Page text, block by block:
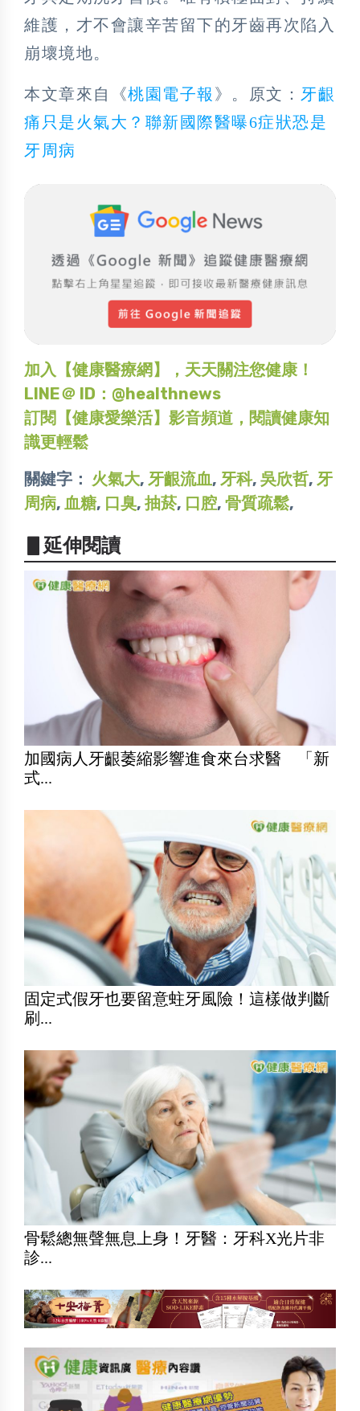
維護，才不會讓辛苦留下的牙齒再次陷入
崩壞境地。
本文章來自《桃園電子報 》。原文： 牙齦
痛只是火氣大？聯新國際醫曝6症狀恐是
牙周病
加入【健康醫療網】，天天關注您健康！
LINE＠ ID：@healthnews
訂閱【健康愛樂活】影音頻道，閱讀健康知
識更輕鬆
關鍵字： 火氣大, 牙齦流血, 牙科, 吳欣哲, 牙
周病, 血糖, 口臭, 抽菸, 口腔, 骨質疏鬆,
▋延伸閱讀
加國病人牙齦萎縮影響進食來台求醫 「新
式...
固定式假牙也要留意蛀牙風險！這樣做判斷
刷...
骨鬆總無聲無息上身！牙醫：牙科X光片非
診...